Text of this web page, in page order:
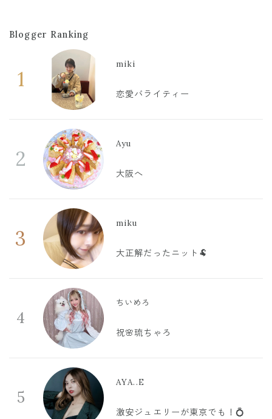
Blogger Ranking
1
miki
恋愛バライティー
2
Ayu
大阪へ
3
miku
大正解だったニット🐏
4
ちいめろ
祝🌸琉ちゃろ
5
AYA..E
激安ジュエリーが東京でも！💍